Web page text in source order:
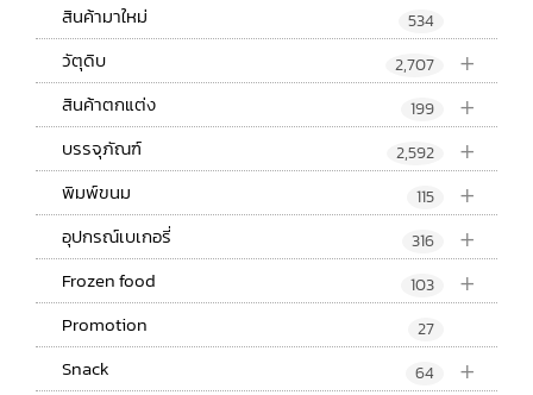
สินค้ามาใหม่ 534
+
วัตุดิบ 2,707
+
สินค้าตกแต่ง 199
+
บรรจุภัณฑ์ 2,592
+
พิมพ์ขนม 115
+
อุปกรณ์เบเกอรี่ 316
+
Frozen food 103
Promotion 27
+
Snack 64